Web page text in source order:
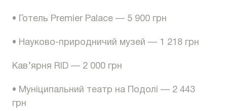
• Готель Premier Palace — 5 900 грн
• Науково-природничий музей — 1 218 грн
Кав’ярня RID — 2 000 грн
• Муніципальний театр на Подолі — 2 443
грн